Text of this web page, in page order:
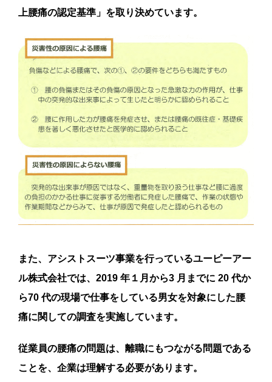
上腰痛の認定基準」を取り決めています。
また、アシストスーツ事業を行っているユーピーアー
ル株式会社では、2019 年１月から3 月までに 20 代か
ら70 代の現場で仕事をしている男女を対象にした腰
痛に関しての調査を実施しています。
従業員の腰痛の問題は、離職にもつながる問題である
ことを、企業は理解する必要があります。